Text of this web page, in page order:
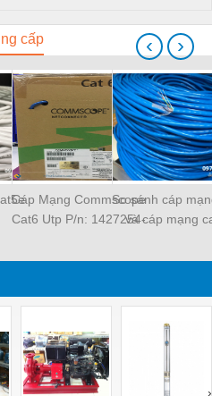
cấp
Cáp Mạng Commscope
Cat6 Utp P/n: 1427254-
So sánh cáp
và cáp mạng
‹ ›
›